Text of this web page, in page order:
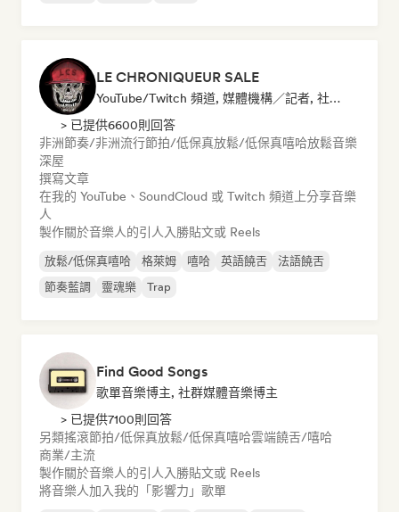
LE CHRONIQUEUR SALE
YouTube/Twitch 頻道, 媒體機構／記者, 社群媒體音樂博主
> 已提供6600則回答
非洲節奏/非洲流行節拍/低保真放鬆/低保真嘻哈放鬆音樂
深屋
撰寫文章
在我的 YouTube、SoundCloud 或 Twitch 頻道上分享音樂
人
製作關於音樂人的引人入勝貼文或 Reels
放鬆/低保真嘻哈 格萊姆 嘻哈 英語饒舌
法語饒舌
節奏藍調
靈魂樂 Trap
Find Good Songs
歌單音樂博主, 社群媒體音樂博主
> 已提供7100則回答
另類搖滾節拍/低保真放鬆/低保真嘻哈雲端饒舌/嘻哈
商業/主流
製作關於音樂人的引人入勝貼文或 Reels
將音樂人加入我的「影響力」歌單